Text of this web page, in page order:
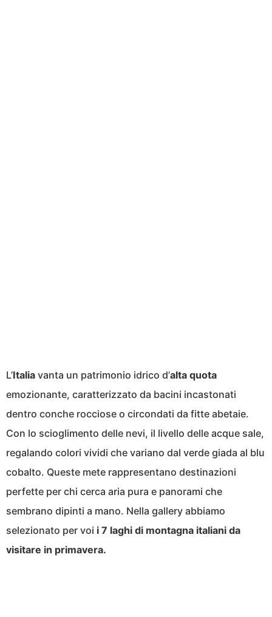
L’Italia vanta un patrimonio idrico d’alta quota
emozionante, caratterizzato da bacini incastonati
dentro conche rocciose o circondati da fitte abetaie.
Con lo scioglimento delle nevi, il livello delle acque sale,
regalando colori vividi che variano dal verde giada al blu
cobalto. Queste mete rappresentano destinazioni
perfette per chi cerca aria pura e panorami che
sembrano dipinti a mano. Nella gallery abbiamo
selezionato per voi i 7 laghi di montagna italiani da
visitare in primavera.